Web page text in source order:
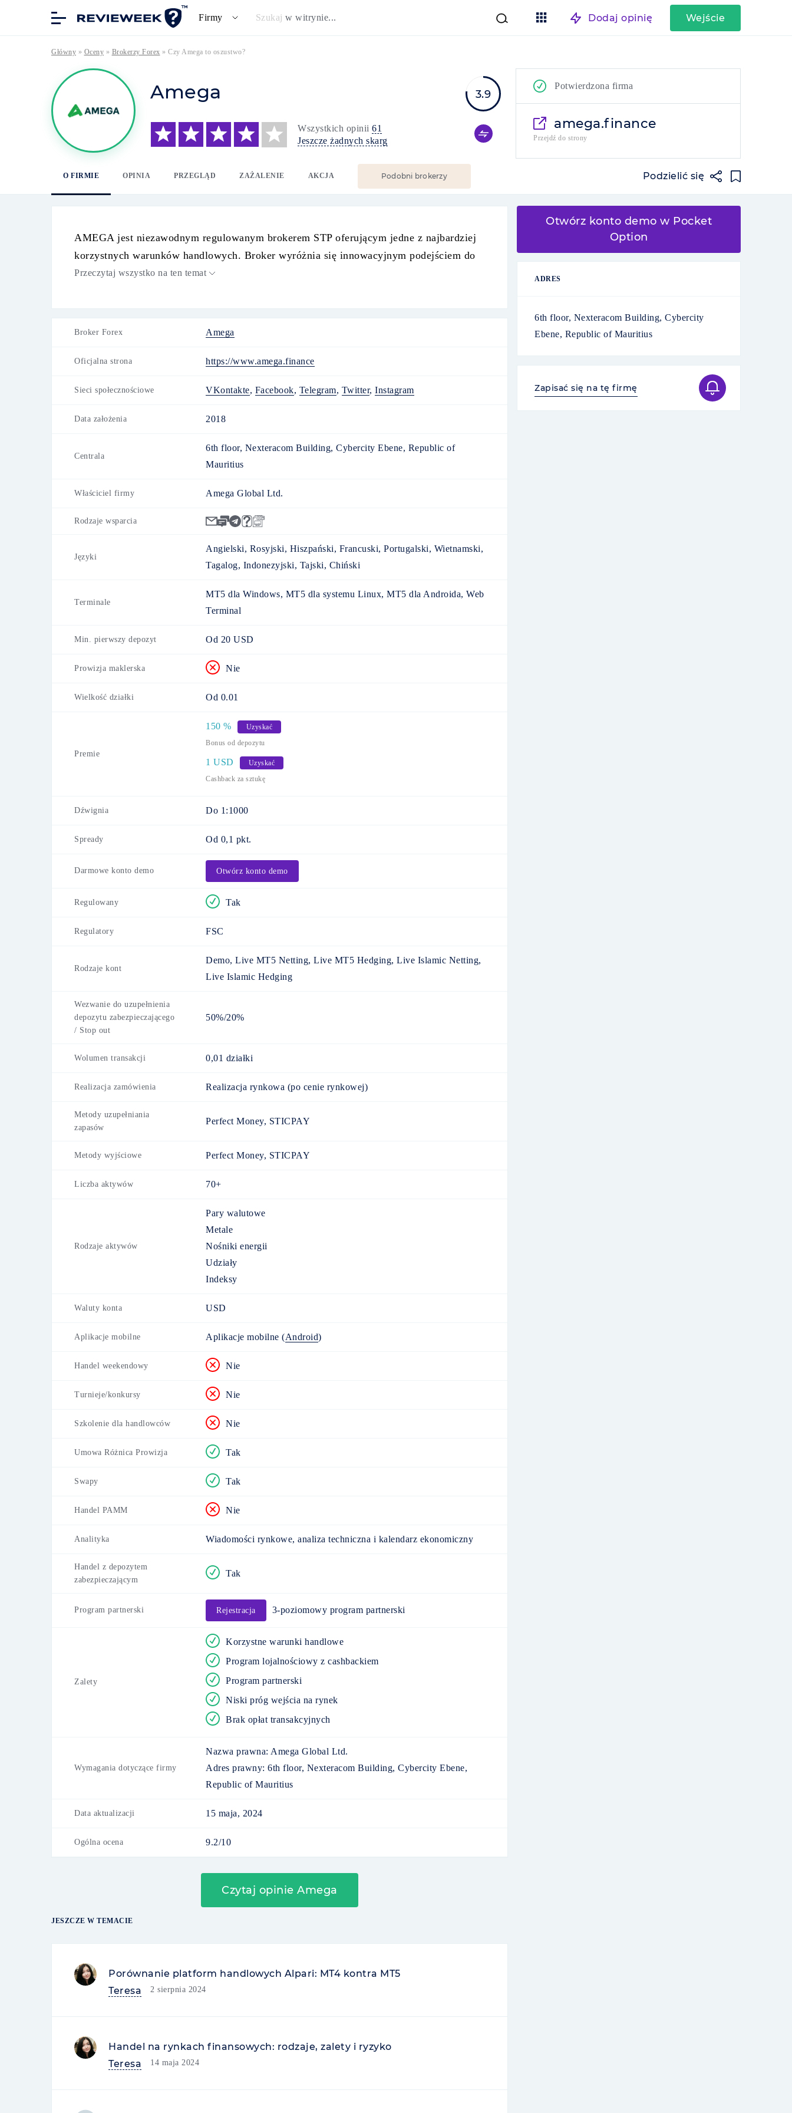
Firmy Szukaj w witrynie... Dodaj opinię Wejście
Główny » Oceny » Brokerzy Forex » Czy Amega to oszustwo?
Amega
Wszystkich opinii 61
Jeszcze żadnych skarg
3.9
Potwierdzona firma
amega.finance
Przejdź do strony
O FIRMIE OPINIA PRZEGLĄD ZAŻALENIE AKCJA Podobni brokerzy Podzielić się
AMEGA jest niezawodnym regulowanym brokerem STP oferującym jedne z najbardziej
korzystnych warunków handlowych. Broker wyróżnia się innowacyjnym podejściem do
tworzenia usług, wykorzystaniem najnowszych technologii na rynku oraz przejrzystymi
Przeczytaj wszystko na ten temat
Broker Forex Amega
Oficjalna strona https://www.amega.finance
Sieci społecznościowe VKontakte, Facebook, Telegram, Twitter, Instagram
Data założenia 2018
Centrala
6th floor, Nexteracom Building, Cybercity Ebene, Republic of
Mauritius
Właściciel firmy Amega Global Ltd.
Rodzaje wsparcia
Języki
Angielski, Rosyjski, Hiszpański, Francuski, Portugalski, Wietnamski,
Tagalog, Indonezyjski, Tajski, Chiński
Terminale
MT5 dla Windows, MT5 dla systemu Linux, MT5 dla Androida, Web
Terminal
Min. pierwszy depozyt Od 20 USD
Prowizja maklerska Nie
Wielkość działki Od 0.01
Premie
150 %
Uzyskać
Bonus od depozytu
1 USD
Uzyskać
Cashback za sztukę
Dźwignia Do 1:1000
Spready Od 0,1 pkt.
Darmowe konto demo Otwórz konto demo
Regulowany Tak
Regulatory FSC
Rodzaje kont
Demo, Live MT5 Netting, Live MT5 Hedging, Live Islamic Netting,
Live Islamic Hedging
Wezwanie do uzupełnienia
depozytu zabezpieczającego
/ Stop out
50%/20%
Wolumen transakcji 0,01 działki
Realizacja zamówienia Realizacja rynkowa (po cenie rynkowej)
Metody uzupełniania
zapasów
Perfect Money, STICPAY
Metody wyjściowe Perfect Money, STICPAY
Liczba aktywów 70+
Rodzaje aktywów
Pary walutowe
Metale
Nośniki energii
Udziały
Indeksy
Waluty konta USD
Aplikacje mobilne Aplikacje mobilne (Android)
Handel weekendowy Nie
Turnieje/konkursy Nie
Szkolenie dla handlowców Nie
Umowa Różnica Prowizja Tak
Swapy Tak
Handel PAMM Nie
Analityka Wiadomości rynkowe, analiza techniczna i kalendarz ekonomiczny
Handel z depozytem
zabezpieczającym
Tak
Program partnerski Rejestracja 3-poziomowy program partnerski
Zalety
Korzystne warunki handlowe
Program lojalnościowy z cashbackiem
Program partnerski
Niski próg wejścia na rynek
Brak opłat transakcyjnych
Wymagania dotyczące firmy
Nazwa prawna: Amega Global Ltd.
Adres prawny: 6th floor, Nexteracom Building, Cybercity Ebene,
Republic of Mauritius
Data aktualizacji 15 maja, 2024
Ogólna ocena 9.2/10
Czytaj opinie Amega
JESZCZE W TEMACIE
Porównanie platform handlowych Alpari: MT4 kontra MT5
Teresa
2 sierpnia 2024
Handel na rynkach finansowych: rodzaje, zalety i ryzyko
Teresa
14 maja 2024
Otwórz konto demo w Pocket
Option
ADRES
6th floor, Nexteracom Building, Cybercity
Ebene, Republic of Mauritius
Zapisać się na tę firmę